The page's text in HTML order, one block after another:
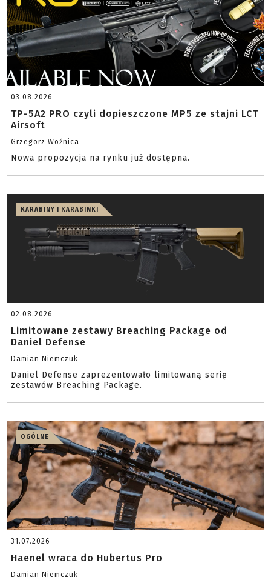
03.08.2026
TP-5A2 PRO czyli dopieszczone MP5 ze stajni LCT
Airsoft
Grzegorz Woźnica
Nowa propozycja na rynku już dostępna.
KARABINY I KARABINKI
02.08.2026
Limitowane zestawy Breaching Package od
Daniel Defense
Damian Niemczuk
Daniel Defense zaprezentowało limitowaną serię
zestawów Breaching Package.
OGÓLNE
31.07.2026
Haenel wraca do Hubertus Pro
Damian Niemczuk